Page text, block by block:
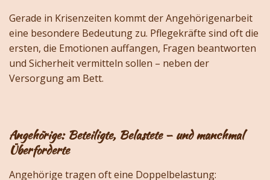
Gerade in Krisenzeiten kommt der Angehörigenarbeit
eine besondere Bedeutung zu. Pflegekräfte sind oft die
ersten, die Emotionen auffangen, Fragen beantworten
und Sicherheit vermitteln sollen – neben der
Versorgung am Bett.
Angehörige: Beteiligte, Belastete – und manchmal
Überforderte
Angehörige tragen oft eine Doppelbelastung: